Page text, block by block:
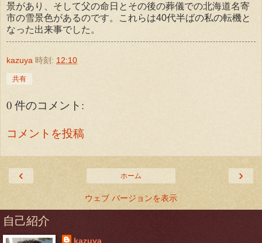
景があり、そして父の命日とその後の葬儀での北海道名寄
市の雪景色があるのです。これらは40代半ばの私の転機と
なった出来事でした。
kazuya 時刻: 12:10
共有
0 件のコメント:
コメントを投稿
‹ ›
ホーム
ウェブ バージョンを表示
自己紹介
kazuya